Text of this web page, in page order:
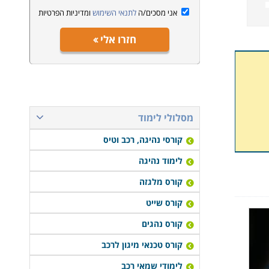
אני מסכים/הלתנאי השימוש ומדיניות הפרטיות
חזרו אלי
מסלולי לימוד
קורסי נהיגה, רכב וטיס
לימוד נהיגה
קורס מלגזה
קורס שייט
קורס נהגים
קורס טכנאי מיגון לרכב
לימודי שמאי רכב